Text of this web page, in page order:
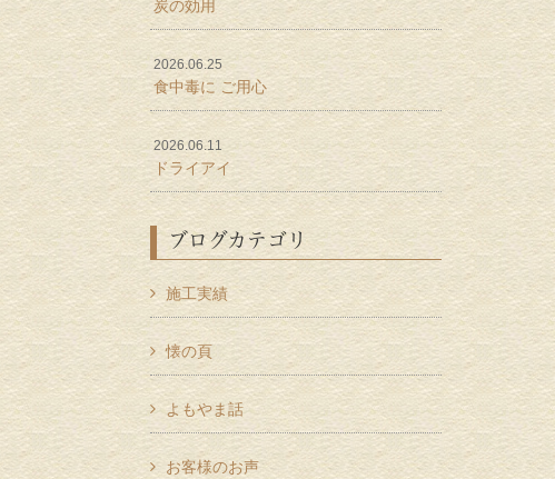
炭の効用
2026.06.25
食中毒に ご用心
2026.06.11
ドライアイ
ブログカテゴリ
施工実績
懐の頁
よもやま話
お客様のお声